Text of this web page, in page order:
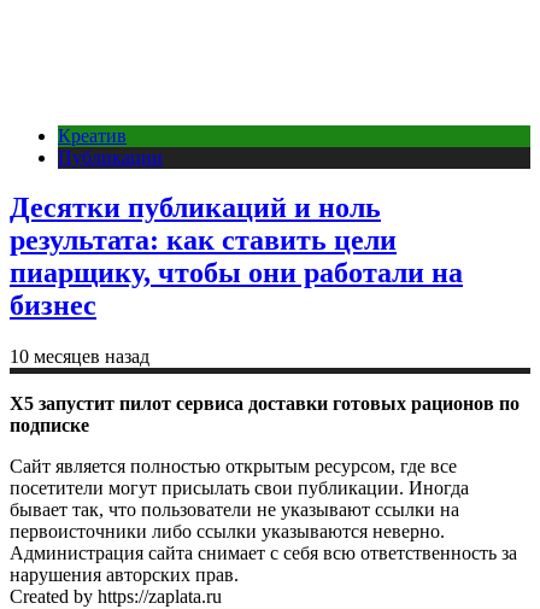
Креатив
Публикации
Десятки публикаций и ноль
результата: как ставить цели
пиарщику, чтобы они работали на
бизнес
10 месяцев назад
X5 запустит пилот сервиса доставки готовых рационов по
подписке
Сайт является полностью открытым ресурсом, где все
посетители могут присылать свои публикации. Иногда
бывает так, что пользователи не указывают ссылки на
первоисточники либо ссылки указываются неверно.
Администрация сайта снимает с себя всю ответственность за
нарушения авторских прав.
Created by https://zaplata.ru